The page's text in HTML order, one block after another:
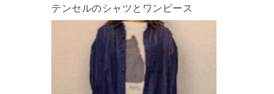
テンセルのシャツとワンピース